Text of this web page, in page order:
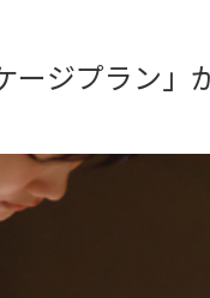
ージプラン」